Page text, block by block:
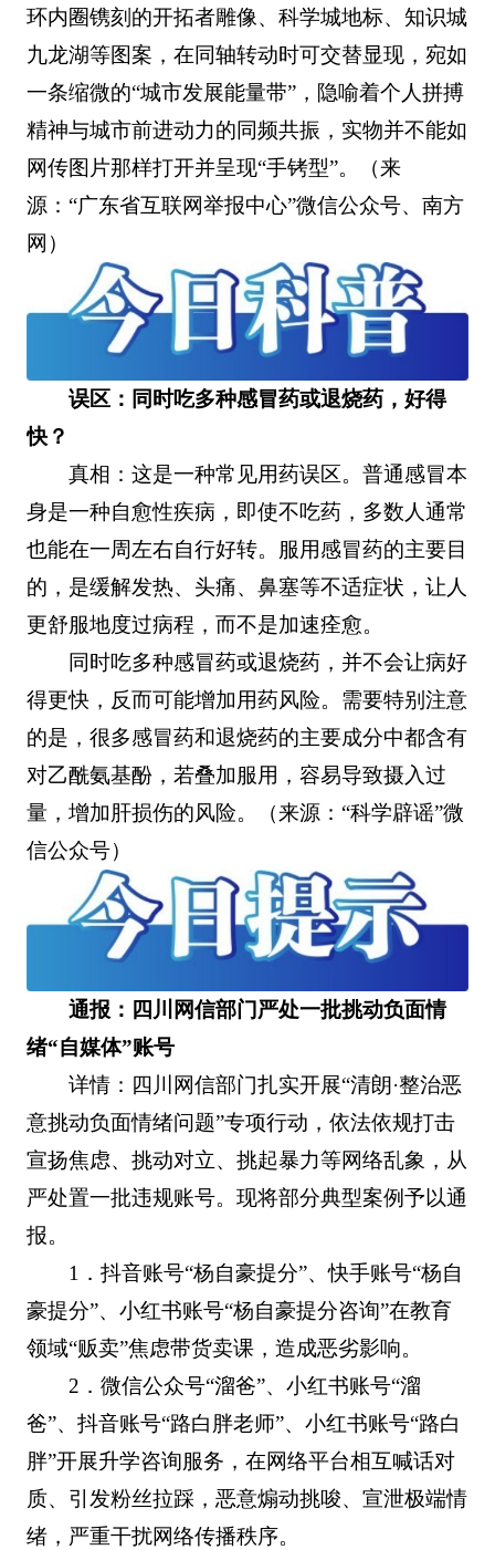
环内圈镌刻的开拓者雕像、科学城地标、知识城
九龙湖等图案，在同轴转动时可交替显现，宛如
一条缩微的“城市发展能量带”，隐喻着个人拼搏
精神与城市前进动力的同频共振，实物并不能如
网传图片那样打开并呈现“手铐型”。（来
源：“广东省互联网举报中心”微信公众号、南方
网）
误区：同时吃多种感冒药或退烧药，好得
快？
真相：这是一种常见用药误区。普通感冒本
身是一种自愈性疾病，即使不吃药，多数人通常
也能在一周左右自行好转。服用感冒药的主要目
的，是缓解发热、头痛、鼻塞等不适症状，让人
更舒服地度过病程，而不是加速痊愈。
同时吃多种感冒药或退烧药，并不会让病好
得更快，反而可能增加用药风险。需要特别注意
的是，很多感冒药和退烧药的主要成分中都含有
对乙酰氨基酚，若叠加服用，容易导致摄入过
量，增加肝损伤的风险。（来源：“科学辟谣”微
信公众号）
通报：四川网信部门严处一批挑动负面情
绪“自媒体”账号
详情：四川网信部门扎实开展“清朗·整治恶
意挑动负面情绪问题”专项行动，依法依规打击
宣扬焦虑、挑动对立、挑起暴力等网络乱象，从
严处置一批违规账号。现将部分典型案例予以通
报。
1．抖音账号“杨自豪提分”、快手账号“杨自
豪提分”、小红书账号“杨自豪提分咨询”在教育
领域“贩卖”焦虑带货卖课，造成恶劣影响。
2．微信公众号“溜爸”、小红书账号“溜
爸”、抖音账号“路白胖老师”、小红书账号“路白
胖”开展升学咨询服务，在网络平台相互喊话对
质、引发粉丝拉踩，恶意煽动挑唆、宣泄极端情
绪，严重干扰网络传播秩序。